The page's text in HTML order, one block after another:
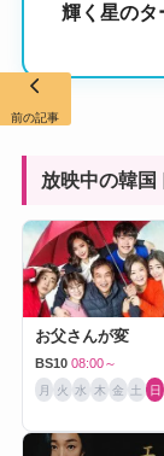
輝く星のタ
放映中の韓国
お父さんが変
BS10 08:00～
月 火 水 木 金 土 日
前の記事